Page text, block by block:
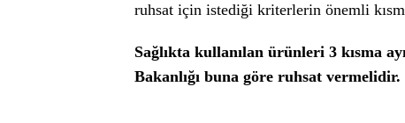
ruhsat için istediği kriterlerin önemli
Sağlıkta kullanılan ürünleri 3 kısma
Bakanlığı buna göre ruhsat vermelidir.